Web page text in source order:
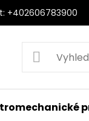
+402606783900